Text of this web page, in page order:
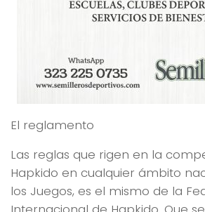
El reglamento
Las reglas que rigen en la
Hapkido en cualquier ámbito
los Juegos, es el mismo de la